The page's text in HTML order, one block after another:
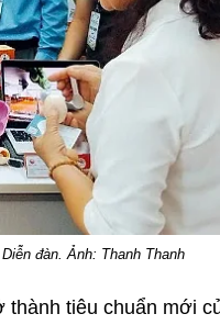
đàn. Ảnh: Thanh Thanh
thành tiêu chuẩn mới